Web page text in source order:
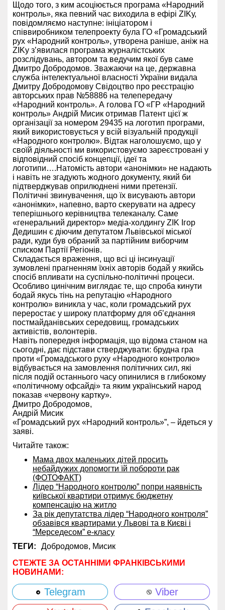
Щодо того, з ким асоціюється програма «Народний
контроль», яка певний час виходила в ефірі ZIKу,
повідомляємо наступне: ініціатором і
співвиробником телепроекту була ГО «Громадський
рух «Народний контроль», утворена раніше, аніж на
ZIKу зʼявилася програма журналістських
розслідувань, автором та ведучим якої був саме
Дмитро Добродомов. Зважаючи на це, державна
служба інтелектуальної власності України видала
Дмитру Добродомову Свідоцтво про реєстрацію
авторських прав №58886 на телепередачу
«Народний контроль». А голова ГО «ГР «Народний
контроль» Андрій Мисик отримав Патент цієї ж
організації за номером 29435 на логотип програми,
який використовується у всій візуальній продукції
«Народного контролю». Відтак наголошуємо, що у
своїй діяльності ми використовуємо зареєстровані у
відповідний спосіб концепції, ідеї та
логотипи….Натомість автори «анонімки» не надають
і навіть не згадують жодного документу, який би
підтверджував оприлюднені ними претензії.
Політичні звинувачення, що їх висувають автори
«анонімки», напевно, варто скерувати на адресу
теперішнього керівництва телеканалу. Саме
«генеральний директор» медіа-холдингу ZIK Ігор
Дедишин є діючим депутатом Львівської міської
ради, куди був обраний за партійним виборчим
списком Партії Регіонів.
Складається враження, що всі ці інсинуації
зумовлені прагненням їхніх авторів бодай у якийсь
спосіб впливати на суспільно-політичні процеси.
Особливо цинічним виглядає те, що спроба кинути
бодай якусь тінь на репутацію «Народного
контролю» виникла у час, коли громадський рух
переростає у широку платформу для обʼєднання
постмайданівських середовищ, громадських
активістів, волонтерів.
Навіть попередня інформація, що відома станом на
сьогодні, дає підстави стверджувати: брудна гра
проти «Громадського руху «Народного контролю»
відбувається на замовлення політичних сил, які
після подій останнього часу опинилися в глибокому
«політичному офсайді» та яким український народ
показав «червону картку».
Дмитро Добродомов,
Андрій Мисик
«Громадський рух «Народний контроль»”, – йдеться у
заяві.
Читайте також:
Мама двох маленьких дітей просить
небайдужих допомогти їй побороти рак
(ФОТОФАКТ)
Лідер “Народного контролю” попри наявність
київської квартири отримує бюджетну
компенсацію на житло
За рік депутатства лідер “Народного контроля”
обзавівся квартирами у Львові та в Києві і
“Мерседесом” е-класу
ТЕГИ:
Добродомов, Мисик
СТЕЖТЕ ЗА ОСТАННІМИ ФРАНКІВСЬКИМИ
НОВИНАМИ:
Telegram
Viber